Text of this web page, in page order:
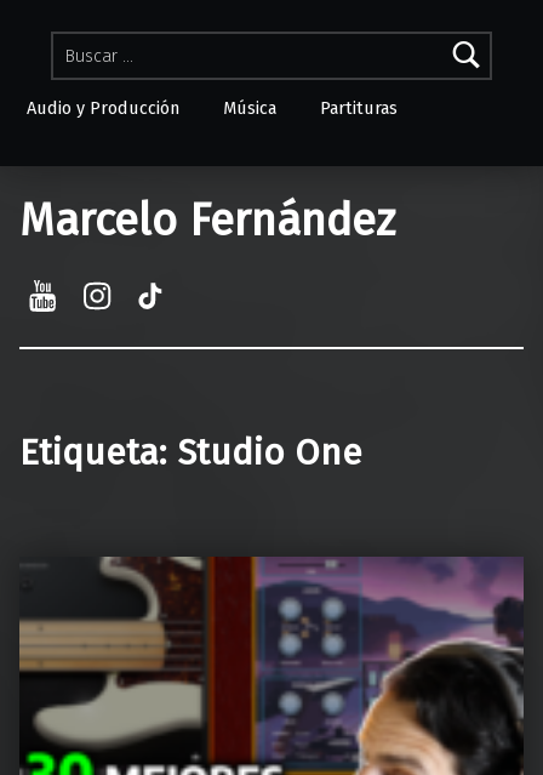
Buscar:
Audio y Producción Música Partituras
Marcelo Fernández
YouTube
Etiqueta: Studio One